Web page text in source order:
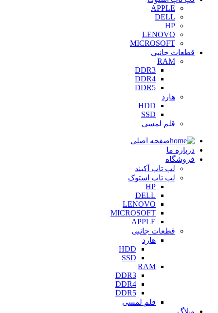
APPLE
DELL
HP
LENOVO
MICROSOFT
قطعات جانبی
RAM
DDR3
DDR4
DDR5
هارد
HDD
SSD
قلم لمسی
صفحه اصلی
درباره ما
فروشگاه
لپ تاپ آکبند
لپ تاپ استوک
HP
DELL
LENOVO
MICROSOFT
APPLE
قطعات جانبی
هارد
HDD
SSD
RAM
DDR3
DDR4
DDR5
قلم لمسی
وبلاگ